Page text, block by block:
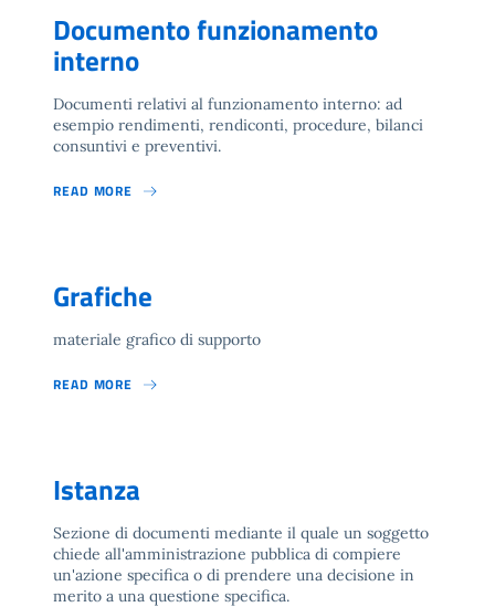
Documento funzionamento
interno
Documenti relativi al funzionamento interno: ad
esempio rendimenti, rendiconti, procedure, bilanci
consuntivi e preventivi.
READ MORE
Grafiche
materiale grafico di supporto
READ MORE
Istanza
Sezione di documenti mediante il quale un soggetto
chiede all'amministrazione pubblica di compiere
un'azione specifica o di prendere una decisione in
merito a una questione specifica.